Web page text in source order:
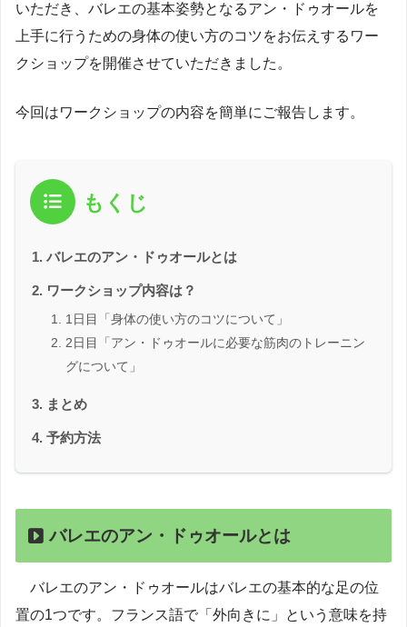
いただき、バレエの基本姿勢となるアン・ドゥオールを
上手に行うための身体の使い方のコツをお伝えするワー
クショップを開催させていただきました。
今回はワークショップの内容を簡単にご報告します。
もくじ
バレエのアン・ドゥオールとは
ワークショップ内容は？
1日目「身体の使い方のコツについて」
2日目「アン・ドゥオールに必要な筋肉のトレーニン
グについて」
まとめ
予約方法
バレエのアン・ドゥオールとは
バレエのアン・ドゥオールはバレエの基本的な足の位
置の1つです。フランス語で「外向きに」という意味を持